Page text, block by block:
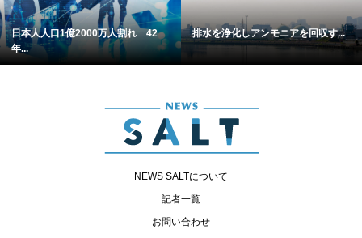
日本人人口1億2000万人割れ 42
年...
排水を浄化しアンモニアを回収す...
NEWS SALTについて
記者一覧
お問い合わせ